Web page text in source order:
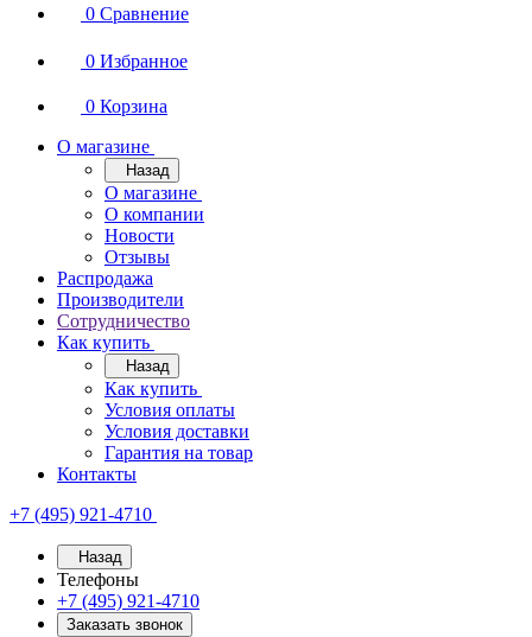
0 Сравнение
0 Избранное
0 Корзина
О магазине
Назад
О магазине
О компании
Новости
Отзывы
Распродажа
Производители
Сотрудничество
Как купить
Назад
Как купить
Условия оплаты
Условия доставки
Гарантия на товар
Контакты
+7 (495) 921-4710
Назад
Телефоны
+7 (495) 921-4710
Заказать звонок